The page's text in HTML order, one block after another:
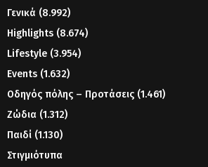
Γενικά (8.992)
Highlights (8.674)
Lifestyle (3.954)
Events (1.632)
Οδηγός πόλης – Προτάσεις (1.461)
Ζώδια (1.312)
Παιδί (1.130)
Στιγμιότυπα